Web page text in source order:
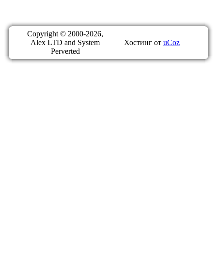
Copyright © 2000-2026,
Alex LTD and System
Perverted
Хостинг от uCoz